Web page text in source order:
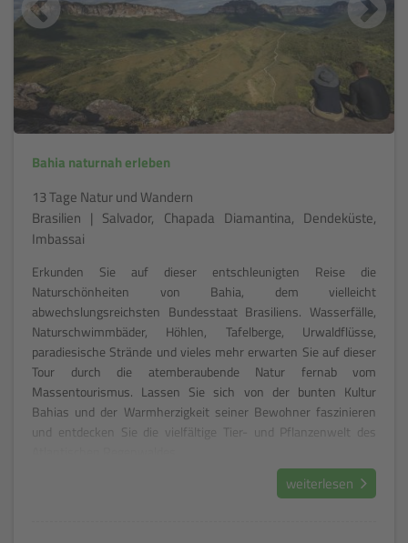
Bahia naturnah erleben
13 Tage Natur und Wandern
Brasilien | Salvador, Chapada Diamantina, Dendeküste,
Imbassai
Erkunden Sie auf dieser entschleunigten Reise die
Naturschönheiten von Bahia, dem vielleicht
abwechslungsreichsten Bundesstaat Brasiliens. Wasserfälle,
Naturschwimmbäder, Höhlen, Tafelberge, Urwaldflüsse,
paradiesische Strände und vieles mehr erwarten Sie auf dieser
Tour durch die atemberaubende Natur fernab vom
Massentourismus. Lassen Sie sich von der bunten Kultur
Bahias und der Warmherzigkeit seiner Bewohner faszinieren
und entdecken Sie die vielfältige Tier- und Pflanzenwelt des
weiterlesen